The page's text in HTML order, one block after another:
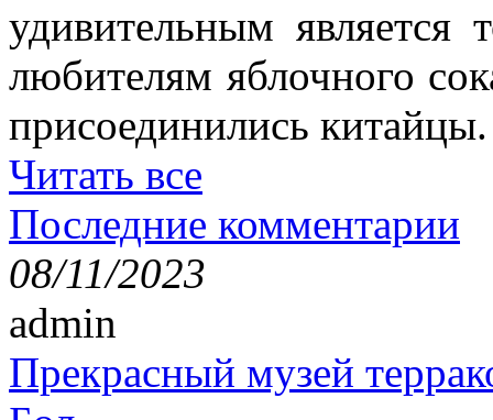
удивительным
любителям яблочного
присоединились китайцы.
Читать все
Последние комментарии
08/11/2023
admin
Прекрасный музей